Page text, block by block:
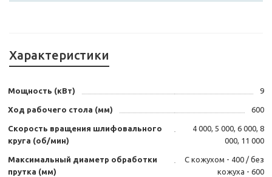
Характеристики
Мощность (кВт) 9
Ход рабочего стола (мм) 600
Скорость вращения шлифовального
круга (об/мин)
4 000, 5 000, 6 000, 8
000, 11 000
Максимальный диаметр обработки
прутка (мм)
С кожухом - 400 / без
кожуха - 600